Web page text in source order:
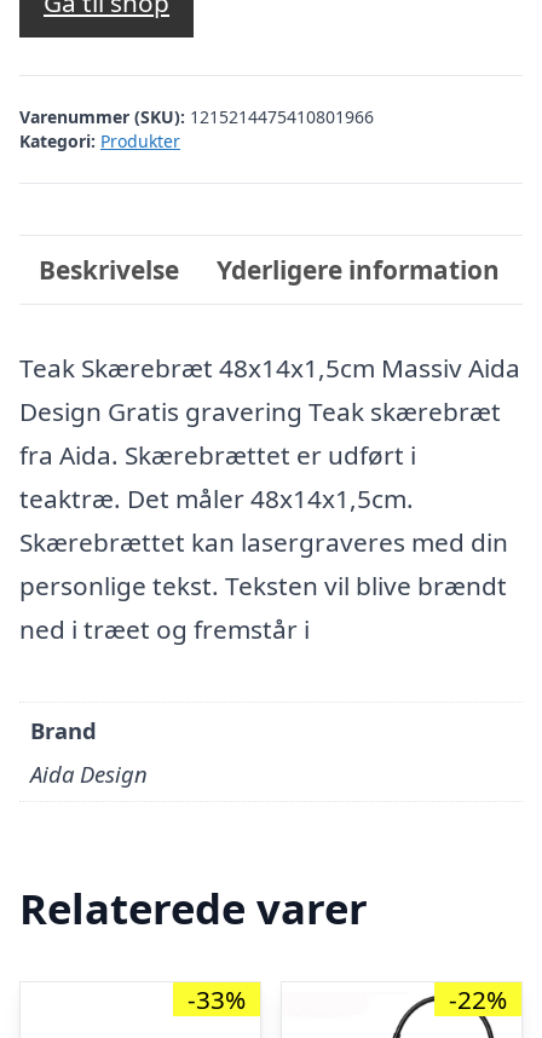
Varenummer (SKU): 1215214475410801966
Kategori: Produkter
Beskrivelse Yderligere information
Teak Skærebræt 48x14x1,5cm Massiv Aida
Design Gratis gravering Teak skærebræt
fra Aida. Skærebrættet er udført i
teaktræ. Det måler 48x14x1,5cm.
Skærebrættet kan lasergraveres med din
personlige tekst. Teksten vil blive brændt
ned i træet og fremstår i
Brand
Aida Design
Relaterede varer
-33% -22%